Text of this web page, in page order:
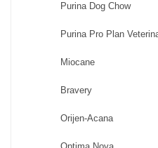
Purina Dog Chow
Purina Pro Plan
Miocane
Bravery
Orijen-Acana